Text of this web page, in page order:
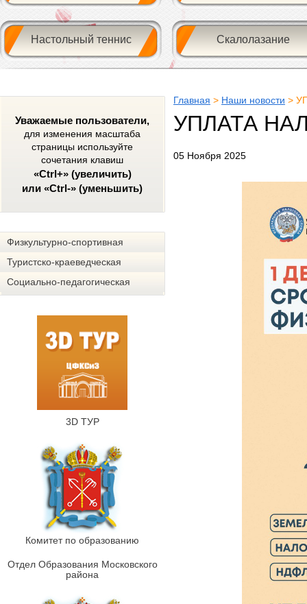
Настольный теннис Скалолазание
Уважаемые пользователи,
для изменения масштаба
страницы используйте
сочетания клавиш
«Ctrl+» (увеличить)
или «Ctrl-» (уменьшить)
Физкультурно-спортивная
Туристско-краеведческая
Социально-педагогическая
3D ТУР
Комитет по образованию
Отдел Образования Московского
района
Главная > Наши новости >
УПЛАТА
05 Ноября 2025